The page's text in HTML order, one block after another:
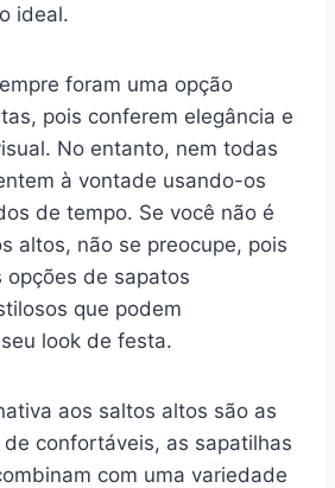
ideal.
foram uma opção
pois conferem elegância e
No entanto, nem todas
à vontade usando-os
de tempo. Se você não é
altos, não se preocupe, pois
opções de sapatos
que podem
look de festa.
aos saltos altos são as
confortáveis, as sapatilhas
com uma variedade